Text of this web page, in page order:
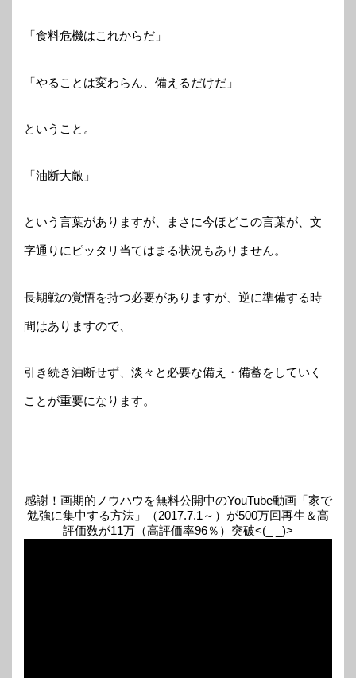
「食料危機はこれからだ」
「やることは変わらん、備えるだけだ」
ということ。
「油断大敵」
という言葉がありますが、まさに今ほどこの言葉が、文
字通りにピッタリ当てはまる状況もありません。
長期戦の覚悟を持つ必要がありますが、逆に準備する時
間はありますので、
引き続き油断せず、淡々と必要な備え・備蓄をしていく
ことが重要になります。
感謝！画期的ノウハウを無料公開中のYouTube動画「家で
勉強に集中する方法」（2017.7.1～）が500万回再生＆高
評価数が11万（高評価率96％）突破<(_ _)>